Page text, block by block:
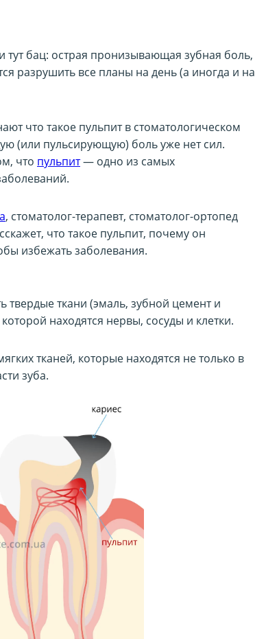
бац: острая пронизывающая зубная боль,
разрушить все планы на день (а иногда и на
что такое пульпит в стоматологическом
(или пульсирующую) боль уже нет сил.
что пульпит— одно из самых
, стоматолог-терапевт, стоматолог-ортопед
что такое пульпит, почему он
избежать заболевания.
твердые ткани (эмаль, зубной цемент и
находятся нервы, сосуды и клетки.
тканей, которые находятся не только в
зуба.